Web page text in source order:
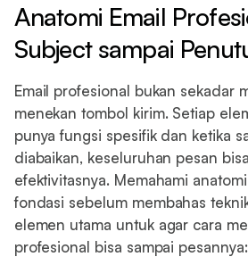
Anatomi Email
Subject sampai
Email profesional bukan sekadar
menekan tombol kirim. Setiap
punya fungsi spesifik dan ketika
diabaikan, keseluruhan pesan
efektivitasnya. Memahami
fondasi sebelum membahas
elemen utama untuk agar cara
profesional bisa sampai pesannya: